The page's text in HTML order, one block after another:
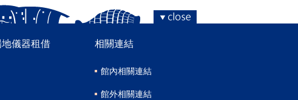
地儀器租借 相關連結
館內相關連結
館外相關連結